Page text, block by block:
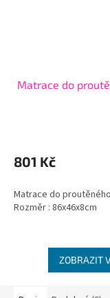
Matrace do
801 Kč
Matrace do
Rozměr : 86x46x8cm
ZOBRAZIT